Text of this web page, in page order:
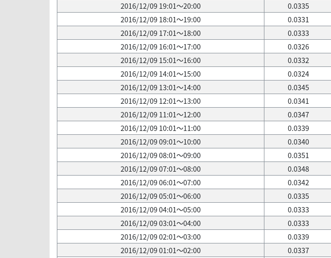
2016/12/09 19:01～20:00
0.0335
2016/12/09 18:01～19:00
0.0331
2016/12/09 17:01～18:00
0.0333
2016/12/09 16:01～17:00
0.0326
2016/12/09 15:01～16:00
0.0332
2016/12/09 14:01～15:00
0.0324
2016/12/09 13:01～14:00
0.0345
2016/12/09 12:01～13:00
0.0341
2016/12/09 11:01～12:00
0.0347
2016/12/09 10:01～11:00
0.0339
2016/12/09 09:01～10:00
0.0340
2016/12/09 08:01～09:00
0.0351
2016/12/09 07:01～08:00
0.0348
2016/12/09 06:01～07:00
0.0342
2016/12/09 05:01～06:00
0.0335
2016/12/09 04:01～05:00
0.0333
2016/12/09 03:01～04:00
0.0333
2016/12/09 02:01～03:00
0.0339
2016/12/09 01:01～02:00
0.0337